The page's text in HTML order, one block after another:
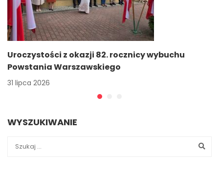
Uroczystości z okazji 82. rocznicy wybuchu
Powstania Warszawskiego
31 lipca 2026
WYSZUKIWANIE